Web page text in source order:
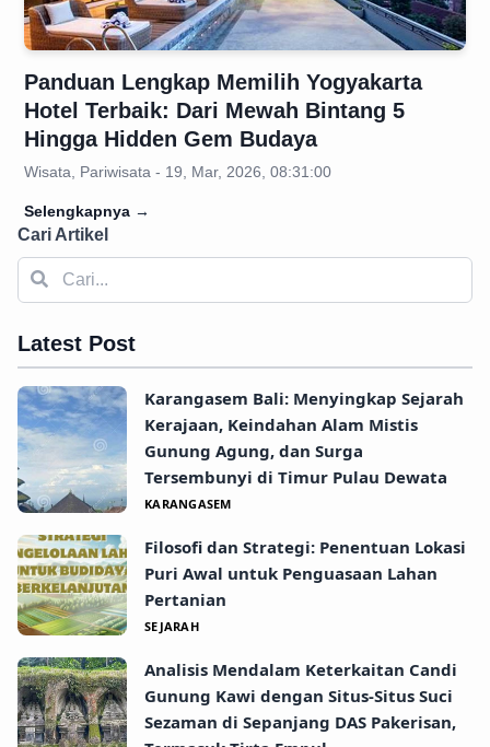
Panduan Lengkap Memilih Yogyakarta
Hotel Terbaik: Dari Mewah Bintang 5
Hingga Hidden Gem Budaya
Wisata, Pariwisata - 19, Mar, 2026, 08:31:00
Selengkapnya →
Cari Artikel
Latest Post
Karangasem Bali: Menyingkap Sejarah
Kerajaan, Keindahan Alam Mistis
Gunung Agung, dan Surga
Tersembunyi di Timur Pulau Dewata
KARANGASEM
Filosofi dan Strategi: Penentuan Lokasi
Puri Awal untuk Penguasaan Lahan
Pertanian
SEJARAH
Analisis Mendalam Keterkaitan Candi
Gunung Kawi dengan Situs-Situs Suci
Sezaman di Sepanjang DAS Pakerisan,